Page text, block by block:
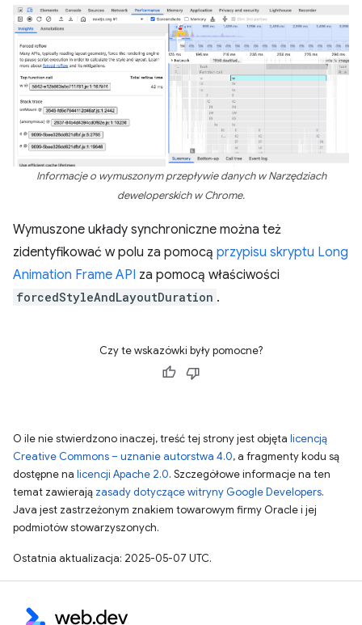
Informacje o wymuszonym przepływie danych w Narzędziach
deweloperskich w Chrome.
Wymuszone układy synchroniczne można też
zidentyfikować w polu za pomocą przypisu skryptu Long
Animation Frame API za pomocą właściwości
forcedStyleAndLayoutDuration .
Czy te wskazówki były pomocne?
O ile nie stwierdzono inaczej, treść tej strony jest objęta licencją
Creative Commons – uznanie autorstwa 4.0, a fragmenty kodu są
dostępne na licencji Apache 2.0. Szczegółowe informacje na ten
temat zawierają zasady dotyczące witryny Google Developers.
Java jest zastrzeżonym znakiem towarowym firmy Oracle i jej
podmiotów stowarzyszonych.
Ostatnia aktualizacja: 2025-05-07 UTC.